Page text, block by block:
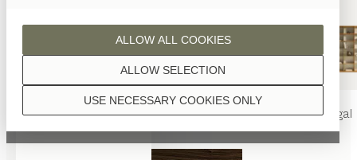
USE NECESSARY COOKIES ONLY
ALLOW SELECTION
ALLOW ALL COOKIES
nyaTisch nyaStuhl filignoRegal
Eiche
Eiche Weißöl